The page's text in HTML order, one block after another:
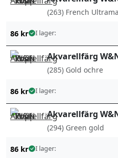
(263) French
86 kr I lager:
Akvarellfärg
(285) Gold ochre
86 kr I lager:
Akvarellfärg
(294) Green gold
86 kr I lager: